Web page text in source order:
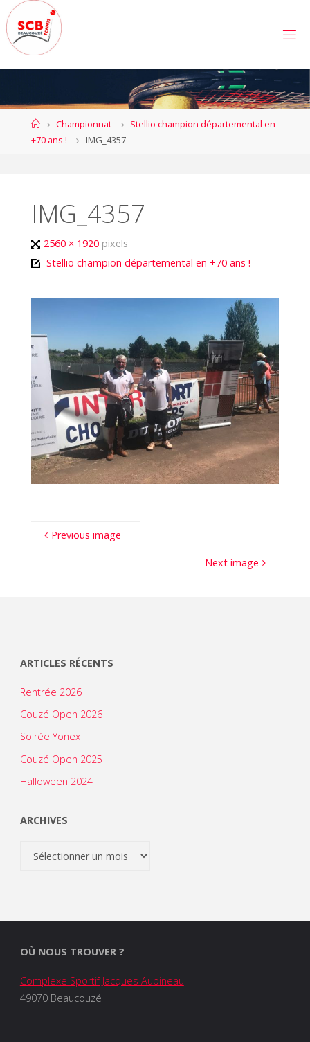
Skip
to
content
C B
UC
OU
N
IS
HomeChampionnat
Stellio champion départemental en
+70 ans !
IMG_4357
IMG_4357
Full
size
2560 × 1920 pixels
Stellio champion départemental en +70 ans !
Previous image
Next image
ARTICLES RÉCENTS
Rentrée 2026
Couzé Open 2026
Soirée Yonex
Couzé Open 2025
Halloween 2024
ARCHIVES
Archives
OÙ NOUS TROUVER ?
Complexe Sportif Jacques Aubineau
49070 Beaucouzé